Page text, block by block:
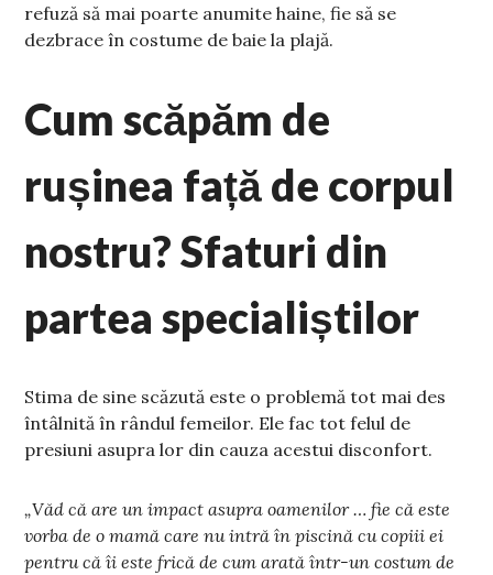
refuză să mai poarte anumite haine, fie să se
dezbrace în costume de baie la plajă.
Cum scăpăm de
rușinea față de corpul
nostru? Sfaturi din
partea specialiștilor
Stima de sine scăzută este o problemă tot mai des
întâlnită în rândul femeilor. Ele fac tot felul de
presiuni asupra lor din cauza acestui disconfort.
„Văd că are un impact asupra oamenilor … fie că este
vorba de o mamă care nu intră în piscină cu copiii ei
pentru că îi este frică de cum arată într-un costum de